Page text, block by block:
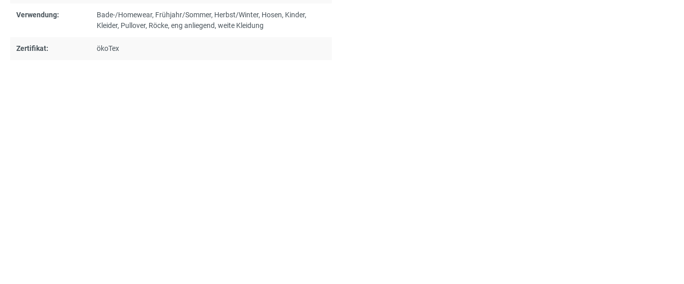
Verwendung: Bade-/Homewear, Frühjahr/Sommer, Herbst/Winter, Hosen, Kinder,
Kleider, Pullover, Röcke, eng anliegend, weite Kleidung
Zertifikat: ökoTex